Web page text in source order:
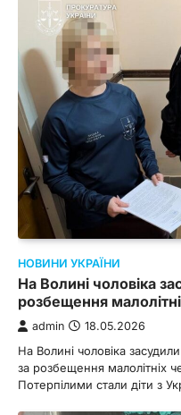
НОВИНИ УКРАЇНИ
На Волині чоловіка
розбещення
admin 18.05.2026
На Волині чоловіка
за розбещення малолітніх
Потерпілими стали діти з